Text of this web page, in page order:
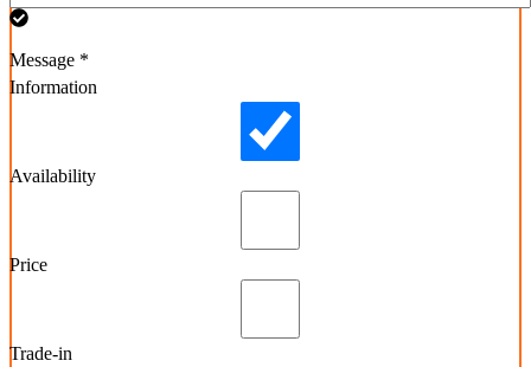
Message *
Information
Availability
Price
Trade-in